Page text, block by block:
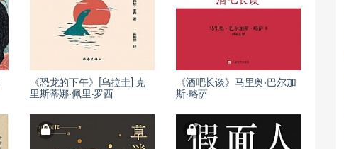
《恐龙的下午》[乌拉圭] 克
里斯蒂娜·佩里·罗西
《酒吧长谈》马里奥·巴尔加
斯·略萨